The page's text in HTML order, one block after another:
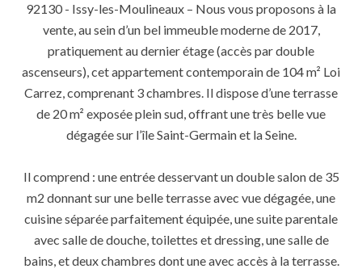
92130 - Issy-les-Moulineaux – Nous vous proposons à la
vente, au sein d’un bel immeuble moderne de 2017,
pratiquement au dernier étage (accès par double
ascenseurs), cet appartement contemporain de 104 m² Loi
Carrez, comprenant 3 chambres. Il dispose d’une terrasse
de 20 m² exposée plein sud, offrant une très belle vue
dégagée sur l’île Saint-Germain et la Seine.
Il comprend : une entrée desservant un double salon de 35
m2 donnant sur une belle terrasse avec vue dégagée, une
cuisine séparée parfaitement équipée, une suite parentale
avec salle de douche, toilettes et dressing, une salle de
bains, et deux chambres dont une avec accès à la terrasse.